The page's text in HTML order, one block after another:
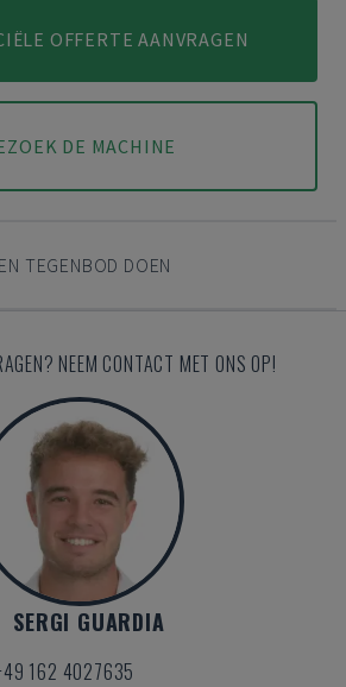
OFFERTE AANVRAGEN
DE MACHINE
TEGENBOD DOEN
NEEM CONTACT MET ONS OP!
SERGI GUARDIA
162 4027635